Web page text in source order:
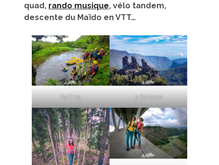
quad, rando musique, vélo tandem,
descente du Maïdo en VTT…
Rafting 3 Salazes